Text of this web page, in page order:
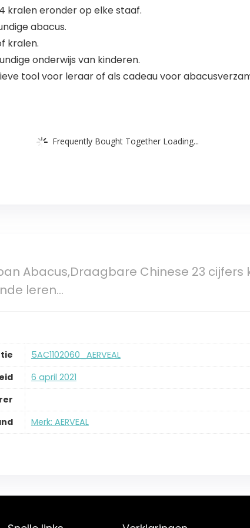
kralen eronder op elke staaf.
abacus.
kralen.
onderwijs van kinderen.
tool voor leraar of als cadeau voor
Frequently Bought Together Loading...
Abacus,Draagbare Chinese 23
leren…
5AC1102060_AERVEAL
6 april 2021
Merk: AERVEAL